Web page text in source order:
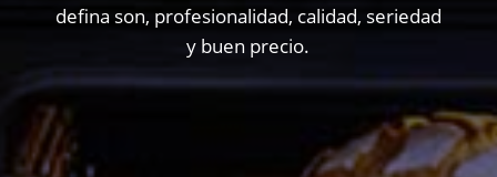
defina son, profesionalidad, calidad, seriedad
y buen precio.